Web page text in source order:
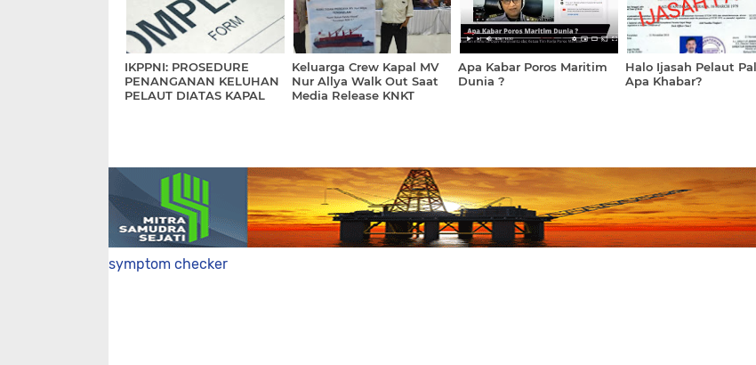
IKPPNI: PROSEDURE
PENANGANAN KELUHAN
PELAUT DIATAS KAPAL
Keluarga Crew Kapal MV
Nur Allya Walk Out Saat
Media Release KNKT
Apa Kabar Poros Maritim
Dunia ?
Halo Ijasah Pelaut
Apa Khabar?
symptom checker